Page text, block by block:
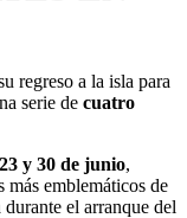
regreso a la isla para
serie de cuatro
y 30 de junio,
emblemáticos de
el arranque del